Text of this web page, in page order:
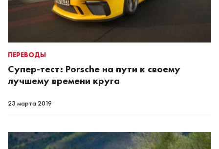
ПЕРЕВОДЫ
Супер-тест: Porsche на пути к своему
лучшему времени круга
23 марта 2019